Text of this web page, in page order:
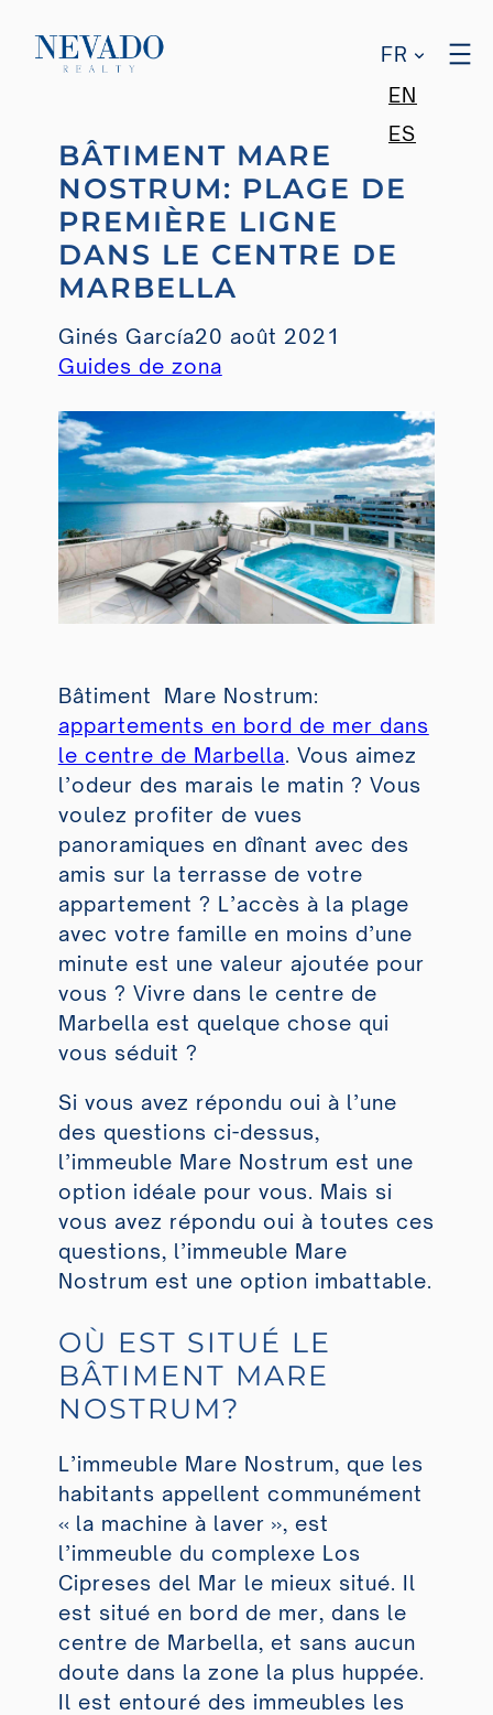
contenu
FR
EN
ES
BÂTIMENT MARE
NOSTRUM: PLAGE DE
PREMIÈRE LIGNE
DANS LE CENTRE DE
MARBELLA
Ginés García20 août 2021
Guides de zona
Bâtiment Mare Nostrum:
appartements en bord de mer dans
le centre de Marbella. Vous aimez
l’odeur des marais le matin ? Vous
voulez profiter de vues
panoramiques en dînant avec des
amis sur la terrasse de votre
appartement ? L’accès à la plage
avec votre famille en moins d’une
minute est une valeur ajoutée pour
vous ? Vivre dans le centre de
Marbella est quelque chose qui
vous séduit ?
Si vous avez répondu oui à l’une
des questions ci-dessus,
l’immeuble Mare Nostrum est une
option idéale pour vous. Mais si
vous avez répondu oui à toutes ces
questions, l’immeuble Mare
Nostrum est une option imbattable.
OÙ EST SITUÉ LE
BÂTIMENT MARE
NOSTRUM?
L’immeuble Mare Nostrum, que les
habitants appellent communément
« la machine à laver », est
l’immeuble du complexe Los
Cipreses del Mar le mieux situé. Il
est situé en bord de mer, dans le
centre de Marbella, et sans aucun
doute dans la zone la plus huppée.
Il est entouré des immeubles les